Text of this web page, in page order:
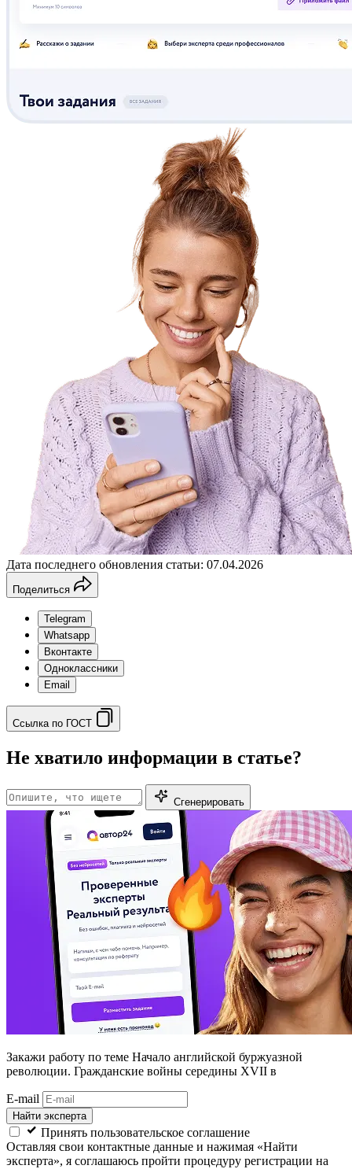
Дата последнего обновления статьи: 07.04.2026
Поделиться
Telegram
Whatsapp
Вконтакте
Одноклассники
Email
Ссылка по ГОСТ
Не хватило информации в статье?
Сгенерировать
Закажи работу по теме Начало английской буржуазной
революции. Гражданские войны середины XVII в
E-mail
Найти эксперта
Принять пользовательское соглашение
Оставляя свои контактные данные и нажимая «Найти
эксперта», я соглашаюсь пройти процедуру регистрации на